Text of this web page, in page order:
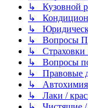
↳ Кузовной
↳
↳
↳ Вопросы
↳ Страховки
↳ Вопросы
↳ Правовые
↳ Автохимия
↳ Лаки /